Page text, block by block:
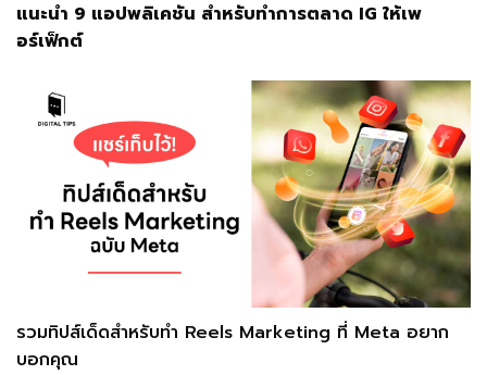
แนะนำ 9 แอปพลิเคชัน สำหรับทำการตลาด IG ให้เพ
อร์เฟ็กต์
รวมทิปส์เด็ดสำหรับทำ Reels Marketing ที่ Meta อยาก
บอกคุณ